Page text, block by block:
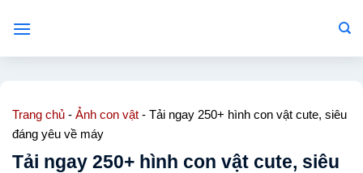
qua
Trang chủ - Ảnh con vật - Tải ngay 250+ hình con vật cute, siêu
đáng yêu về máy
Tải ngay 250+ hình con vật cute, siêu